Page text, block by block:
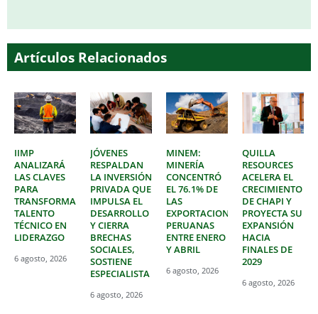
Artículos Relacionados
IIMP
ANALIZARÁ
LAS CLAVES
PARA
TRANSFORMAR
TALENTO
TÉCNICO EN
LIDERAZGO
6 agosto, 2026
JÓVENES
RESPALDAN
LA INVERSIÓN
PRIVADA QUE
IMPULSA EL
DESARROLLO
Y CIERRA
BRECHAS
SOCIALES,
SOSTIENE
ESPECIALISTA
6 agosto, 2026
MINEM:
MINERÍA
CONCENTRÓ
EL 76.1% DE
LAS
EXPORTACIONES
PERUANAS
ENTRE ENERO
Y ABRIL
6 agosto, 2026
QUILLA
RESOURCES
ACELERA EL
CRECIMIENTO
DE CHAPI Y
PROYECTA SU
EXPANSIÓN
HACIA
FINALES DE
2029
6 agosto, 2026